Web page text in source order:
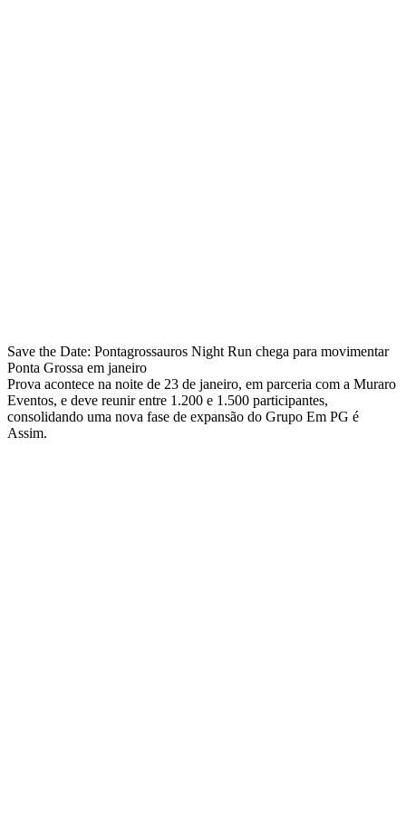
Save the Date: Pontagrossauros Night Run chega para movimentar
Ponta Grossa em janeiro
Prova acontece na noite de 23 de janeiro, em parceria com a Muraro
Eventos, e deve reunir entre 1.200 e 1.500 participantes,
consolidando uma nova fase de expansão do Grupo Em PG é
Assim.